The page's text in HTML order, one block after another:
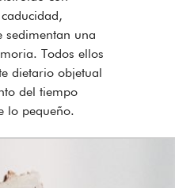
sedimentan una
Todos ellos
dietario objetual
del tiempo
lo pequeño.